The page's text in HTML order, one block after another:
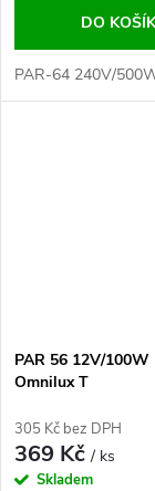
DO
PAR-64 240V/
PAR 56 12V/100W
Omnilux T
305 Kč bez DPH
369 Kč/ ks
Skladem